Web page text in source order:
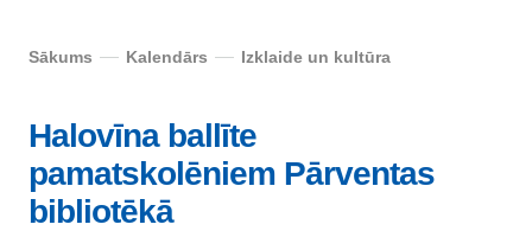
Sākums Kalendārs Izklaide un kultūra
Halovīna ballīte
pamatskolēniem Pārventas
bibliotēkā